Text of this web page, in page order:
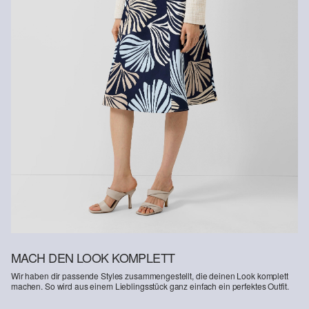
Gastkunden können ihre Artikel innerhalb von 14 Tagen nach
Erhalt der Ware an uns zurückschicken. Fashion Card und VIP
Kunden haben nach Erhalt der Ware 30 Tage Zeit, um ihre Artikel
an uns zurückzusenden.
Weitere Informationen sind unserer „Hilfe & FAQ
Deine Retoure kannst du HIER online anmelden.
MACH DEN LOOK KOMPLETT
Wir haben dir passende Styles zusammengestellt, die deinen Look komplett
machen. So wird aus einem Lieblingsstück ganz einfach ein perfektes Outfit.